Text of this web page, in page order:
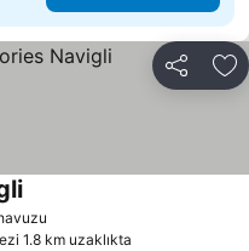
Paylaş
1.8 km uzaklıkta